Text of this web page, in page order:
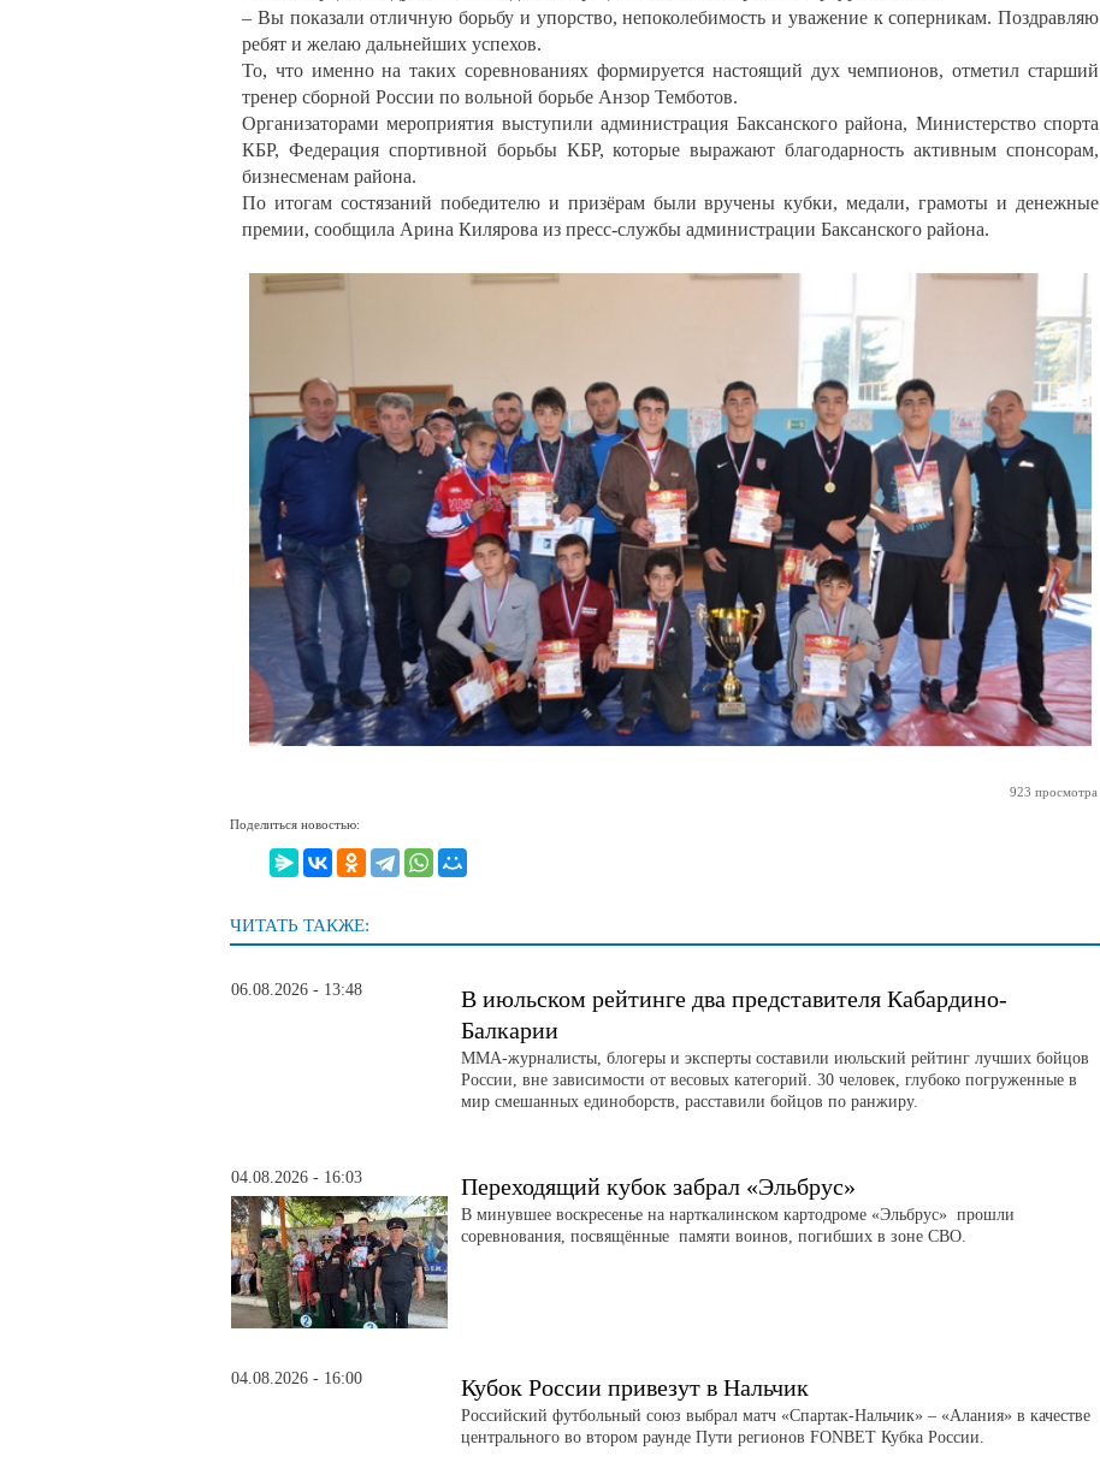
– Вы показали отличную борьбу и упорство, непоколебимость и уважение к соперникам. Поздравляю
ребят и желаю дальнейших успехов.
То, что именно на таких соревнованиях формируется настоящий дух чемпионов, отметил старший
тренер сборной России по вольной борьбе Анзор Темботов.
Организаторами мероприятия выступили администрация Баксанского района, Министерство спорта
КБР, Федерация спортивной борьбы КБР, которые выражают благодарность активным спонсорам,
бизнесменам района.
По итогам состязаний победителю и призёрам были вручены кубки, медали, грамоты и денежные
премии, сообщила Арина Килярова из пресс-службы администрации Баксанского района.
923 просмотра
Поделиться новостью:
ЧИТАТЬ ТАКЖЕ:
06.08.2026 - 13:48
В июльском рейтинге два представителя Кабардино-
Балкарии
ММА-журналисты, блогеры и эксперты составили июльский рейтинг лучших бойцов
России, вне зависимости от весовых категорий. 30 человек, глубоко погруженные в
мир смешанных единоборств, расставили бойцов по ранжиру.
04.08.2026 - 16:03 Переходящий кубок забрал «Эльбрус»
В минувшее воскресенье на нарткалинском картодроме «Эльбрус» прошли
соревнования, посвящённые памяти воинов, погибших в зоне СВО.
04.08.2026 - 16:00 Кубок России привезут в Нальчик
Российский футбольный союз выбрал матч «Спартак-Нальчик» – «Алания» в качестве
центрального во втором раунде Пути регионов FONBET Кубка России.